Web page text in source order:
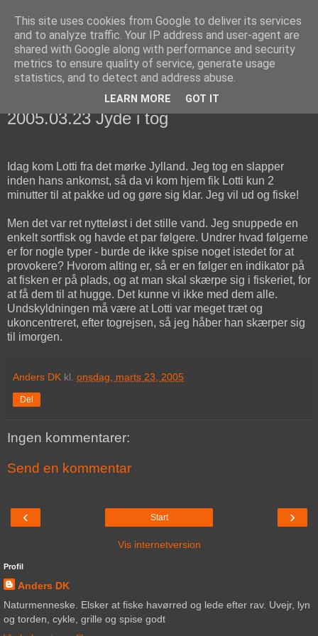
fiskedagbog.dk
Havørredfiskeri, tordenvejr og rav i (en skøn?) tre-enighed
onsdag den 23. marts 2005
2005.03.23 Jyde i tog
Idag kom Lotti fra det mørke Jylland. Jeg tog en slapper
inden hans ankomst, så da vi kom hjem fik Lotti kun 2
minutter til at pakke ud og gøre sig klar. Jeg vil ud og fiske!
Men det var ret nytteløst i det stille vand. Jeg snuppede en
enkelt sortfisk og havde et par følgere. Undrer hvad følgerne
er for nogle typer - burde de ikke spise noget istedet for at
provokere? Hvorom alting er, så er en følger en indikator på
at fisken er på plads, og at man skal skærpe sig i fiskeriet, for
at få dem til at hugge. Det kunne vi ikke med dem alle.
Undskyldningen må være at Lotti var meget træt og
ukoncentreret, efter togrejsen, så jeg håber han skærper sig
til imorgen.
Anders DK kl. onsdag, marts 23, 2005
Del
Ingen kommentarer:
Send en kommentar
‹ ›
Start
Vis internetversion
Profil
Anders DK
Naturmenneske. Elsker at fiske havørred og lede efter rav. Uvejr, lyn
og torden, cykle, grille og spise godt
This site uses cookies from Google to deliver its services
and to analyze traffic. Your IP address and user-agent are
shared with Google along with performance and security
metrics to ensure quality of service, generate usage
statistics, and to detect and address abuse.
LEARN MORE GOT IT